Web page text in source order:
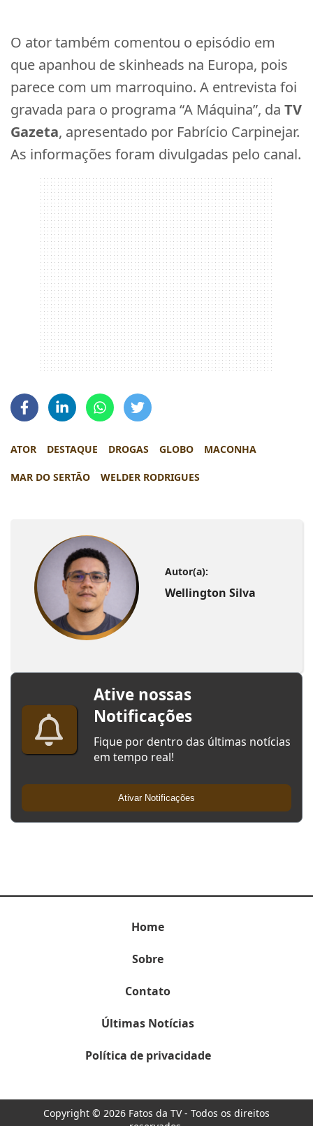
O ator também comentou o episódio em
que apanhou de skinheads na Europa, pois
parece com um marroquino. A entrevista foi
gravada para o programa “A Máquina”, da TV
Gazeta, apresentado por Fabrício Carpinejar.
As informações foram divulgadas pelo canal.
ATOR DESTAQUE DROGAS GLOBO MACONHA
MAR DO SERTÃO WELDER RODRIGUES
Autor(a):
Wellington Silva
Ative nossas
Notificações
Fique por dentro das últimas notícias
em tempo real!
Ativar Notificações
Home
Sobre
Contato
Últimas Notícias
Política de privacidade
Copyright © 2026 Fatos da TV - Todos os direitos